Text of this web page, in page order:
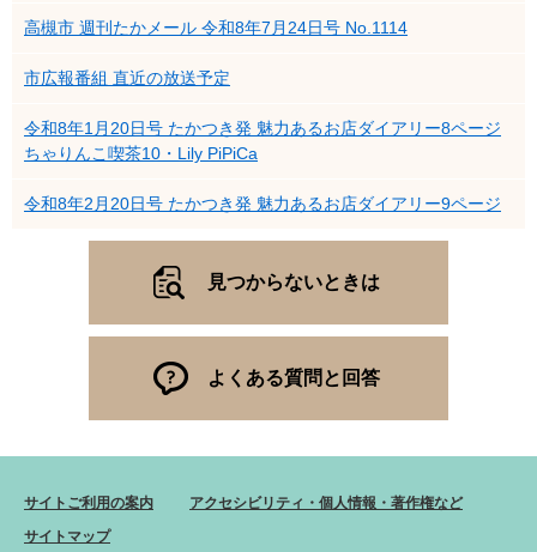
高槻市 週刊たかメール 令和8年7月24日号 No.1114
市広報番組 直近の放送予定
令和8年1月20日号 たかつき発 魅力あるお店ダイアリー8ページ
ちゃりんこ喫茶10・Lily PiPiCa
令和8年2月20日号 たかつき発 魅力あるお店ダイアリー9ページ
見つからないときは
よくある質問と回答
サイトご利用の案内
アクセシビリティ・個人情報・著作権など
サイトマップ